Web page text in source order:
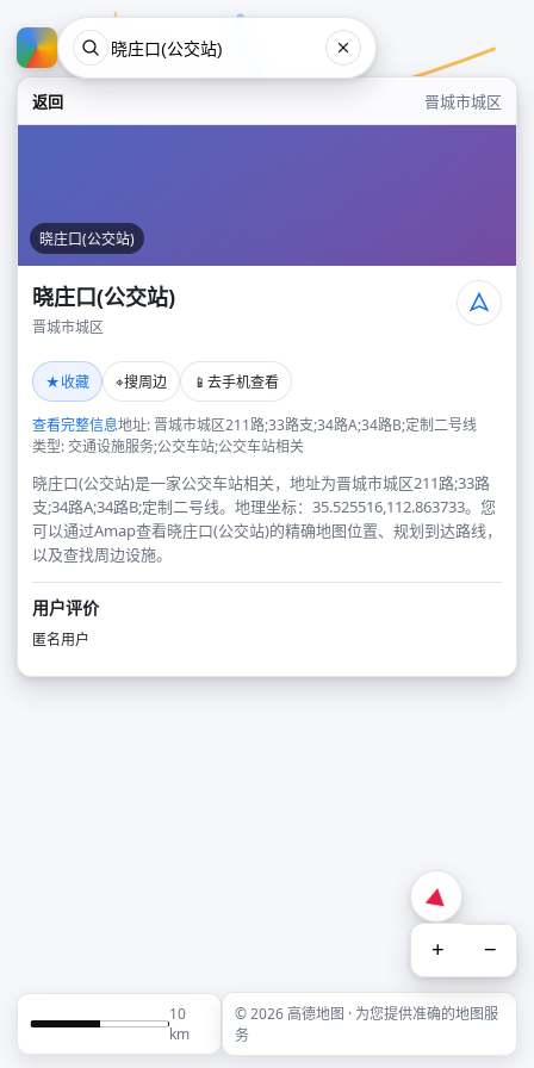
返回 晋城市城区
晓庄口(公交站)
晓庄口(公交站)
晋城市城区
★收藏 ⌖搜周边 📱 去手机查看
查看完整信息地址: 晋城市城区211路;33路支;34路A;34路B;定制二号线
类型: 交通设施服务;公交车站;公交车站相关
晓庄口(公交站)是一家公交车站相关，地址为晋城市城区211路;33路
支;34路A;34路B;定制二号线。地理坐标：35.525516,112.863733。您
可以通过Amap查看晓庄口(公交站)的精确地图位置、规划到达路线，
以及查找周边设施。
用户评价
匿名用户
+ −
10
km
© 2026 高德地图 · 为您提供准确的地图服
务